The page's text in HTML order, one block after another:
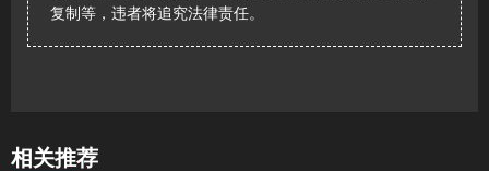
复制等，违者将追究法律责任。
相关推荐